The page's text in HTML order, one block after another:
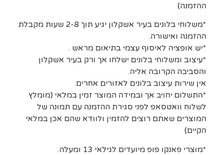
ההזמנה)
*משלוחי בלונים בעיר אשקלון יגיע תוך 2-8 שעות מקבלת
ההזמנה ואישורה.
*יש אופציה לאיסוף עצמי בתיאום מראש .
*עיצוב ומשלוחי בלונים ישלחו אך ורק בעיר אשקלון
והסביבה הקרובה אליה.
אין שירות עיצוב בלונים לאזורים אחרים.
*התשלום יחויב אך ובמידה המוצר זמין במלאי (מומלץ
לשלוח וואטסאפ לפני סגירת ההזמנה עם תמונה של
המוצרים שאתם רוצים להזמין ולוודא שהם אכן במלאי
הקיים)
*מוצרי פאנקו פופ מיועדים לגילאי 13 ומעלה.